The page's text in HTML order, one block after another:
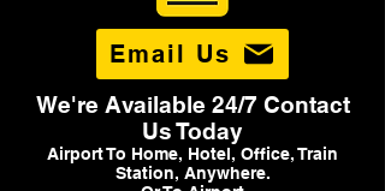
Email Us
We're Available 24/7 Contact
Us Today
Airport To Home, Hotel, Office, Train
Station, Anywhere.